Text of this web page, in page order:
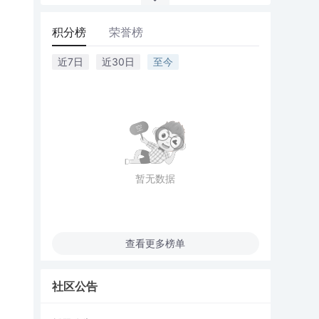
积分榜 荣誉榜
近7日 近30日 至今
暂无数据
查看更多榜单
社区公告